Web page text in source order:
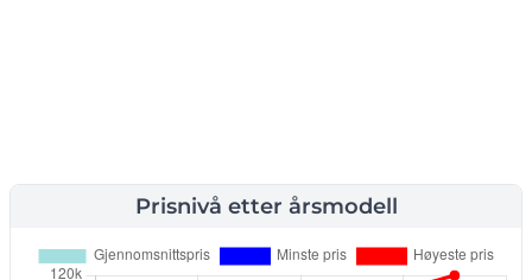
Prisnivå etter årsmodell